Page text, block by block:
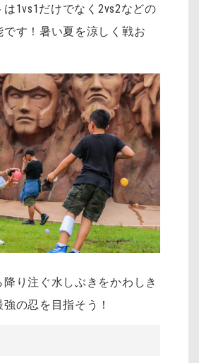
は1vs1だけでなく2vs2などの
す！暑い夏を涼しく戦お
り注ぐ水しぶきをかわしき
の忍を目指そう！